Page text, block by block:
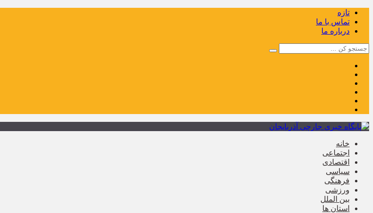
تازه
تماس با ما
درباره ما
خانه
اجتماعی
اقتصادی
سیاسی
فرهنگی
ورزشی
بین الملل
استان ها